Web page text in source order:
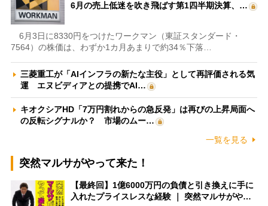
6月の売上低迷を吹き飛ばす第1四半期決算、…
6月3日に8330円をつけたワークマン（東証スタンダード・
7564）の株価は、わずか1カ月あまりで約34％下落…
三菱重工が「AIインフラの新たな主役」として再評価される気
運 エヌビディアとの提携でAI…
キオクシアHD「7万円割れからの急反発」は再びの上昇局面へ
の反転シグナルか？ 市場のムー…
一覧を見る
突然マルサがやって来た！
【最終回】1億6000万円の負債と引き換えに手に
入れたプライスレスな経験 ｜ 突然マルサがや…